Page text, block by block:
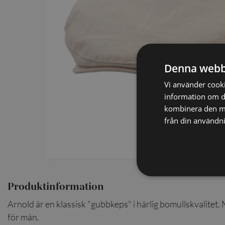
LÄDERVÄSKOR
Produktinformation
Arnold är en klassisk "gubbkeps" i härlig bomullskvalitet.
för män.
Denna
Vi använder
information om
kombinera den
från din